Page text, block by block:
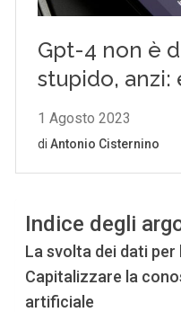
Indice degli
La svolta dei dati per
Capitalizzare la
artificiale